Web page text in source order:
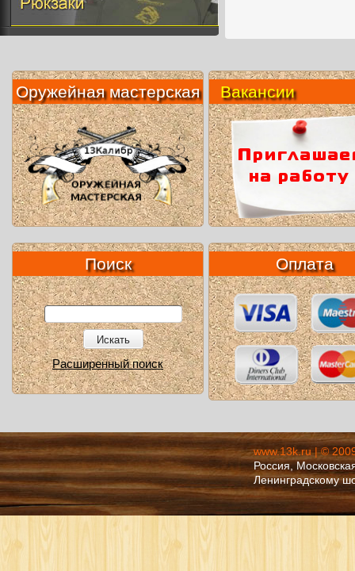
Оружейная мастерскаяВакансии
Поиск
Искать
Расширенный поиск
Оплата
www.13k.ru | ©
Россия,
Ленинградскому